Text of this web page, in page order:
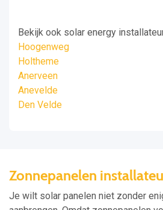
Bekijk ook solar energy
Hoogenweg
Holtheme
Anerveen
Anevelde
Den Velde
Zonnepanelen
Je wilt solar panelen niet zonder